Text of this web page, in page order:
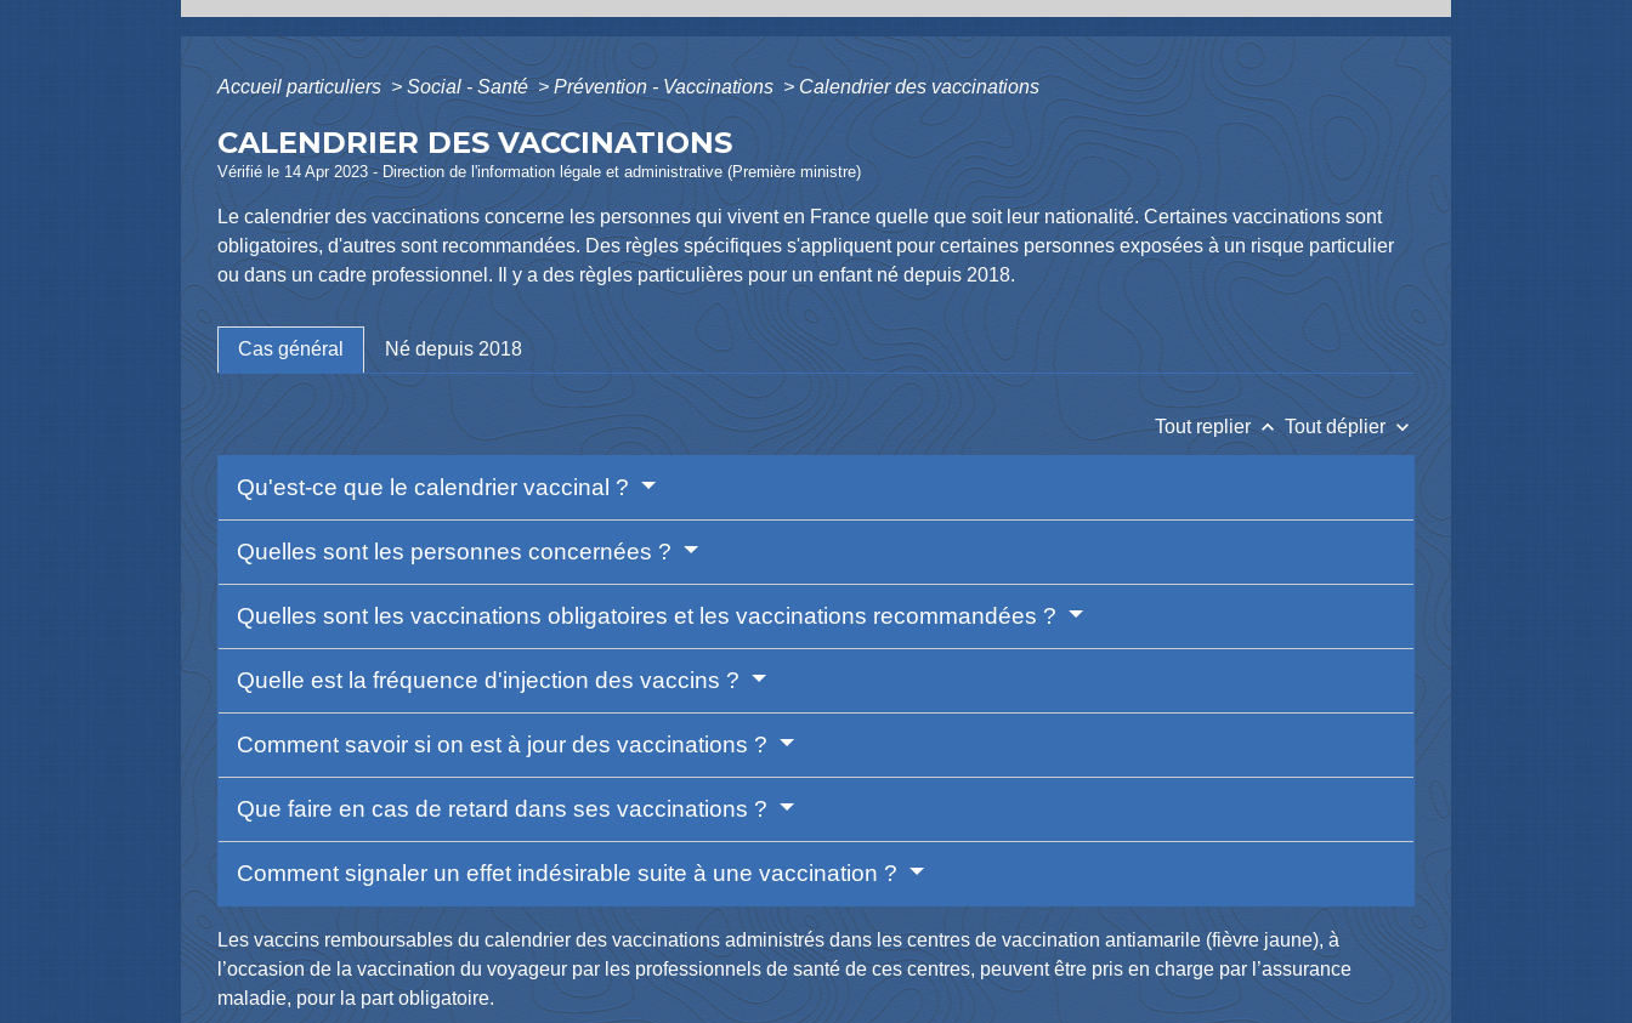
Accueil particuliers > Social - Santé> Prévention - Vaccinations > Calendrier des vaccinations
CALENDRIER DES VACCINATIONS
Vérifié le 14 Apr 2023 - Direction de l'information légale et administrative (Première ministre)
Le calendrier des vaccinations concerne les personnes qui vivent en France quelle que soit leur nationalité. Certaines vaccinations sont
obligatoires, d'autres sont recommandées. Des règles spécifiques s'appliquent pour certaines personnes exposées à un risque particulier
ou dans un cadre professionnel. Il y a des règles particulières pour un enfant né depuis 2018.
Cas général Né depuis 2018
Tout replierkeyboard_arrow_up Tout déplierkeyboard_arrow_down
Qu'est-ce que le calendrier vaccinal ?
Quelles sont les personnes concernées ?
Quelles sont les vaccinations obligatoires et les vaccinations recommandées ?
Quelle est la fréquence d'injection des vaccins ?
Comment savoir si on est à jour des vaccinations ?
Que faire en cas de retard dans ses vaccinations ?
Comment signaler un effet indésirable suite à une vaccination ?
Les vaccins remboursables du calendrier des vaccinations administrés dans les centres de vaccination antiamarile (fièvre jaune), à
l’occasion de la vaccination du voyageur par les professionnels de santé de ces centres, peuvent être pris en charge par l’assurance
maladie, pour la part obligatoire.